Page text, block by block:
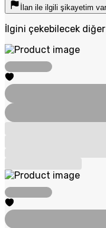
İlan ile ilgili şikayetim var
İlgini çekebilecek